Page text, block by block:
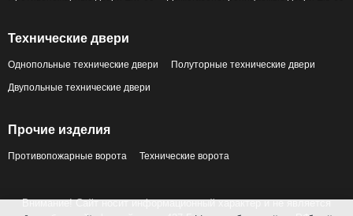
Технические двери
Однопольные технические двери Полуторные технические двери
Двупольные технические двери
Прочие изделия
Противопожарные ворота Технические ворота
Внимание! Сайт носит информационный характер и не является